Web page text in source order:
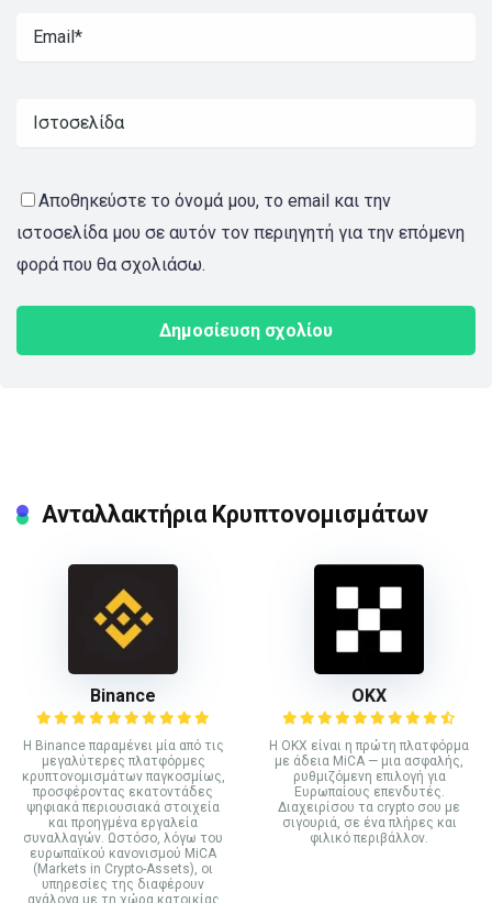
Αποθηκεύστε το όνομά μου, το email και την
ιστοσελίδα μου σε αυτόν τον περιηγητή για την επόμενη
φορά που θα σχολιάσω.
Ανταλλακτήρια Κρυπτονομισμάτων
Binance
Η Binance παραμένει μία από τις
μεγαλύτερες πλατφόρμες
κρυπτονομισμάτων παγκοσμίως,
προσφέροντας εκατοντάδες
ψηφιακά περιουσιακά στοιχεία
και προηγμένα εργαλεία
συναλλαγών. Ωστόσο, λόγω του
ευρωπαϊκού κανονισμού MiCA
(Markets in Crypto-Assets), οι
υπηρεσίες της διαφέρουν
ανάλογα με τη χώρα κατοικίας
ΟΚΧ
Η OKX είναι η πρώτη πλατφόρμα
με άδεια MiCA — μια ασφαλής,
ρυθμιζόμενη επιλογή για
Ευρωπαίους επενδυτές.
Διαχειρίσου τα crypto σου με
σιγουριά, σε ένα πλήρες και
φιλικό περιβάλλον.